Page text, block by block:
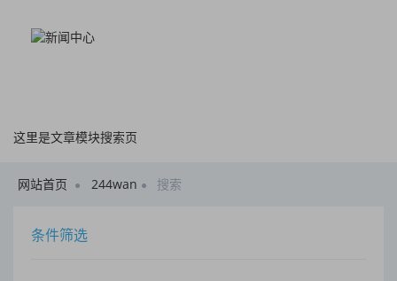
这里是文章模块搜索页
网站首页 244wan 搜索
条件筛选